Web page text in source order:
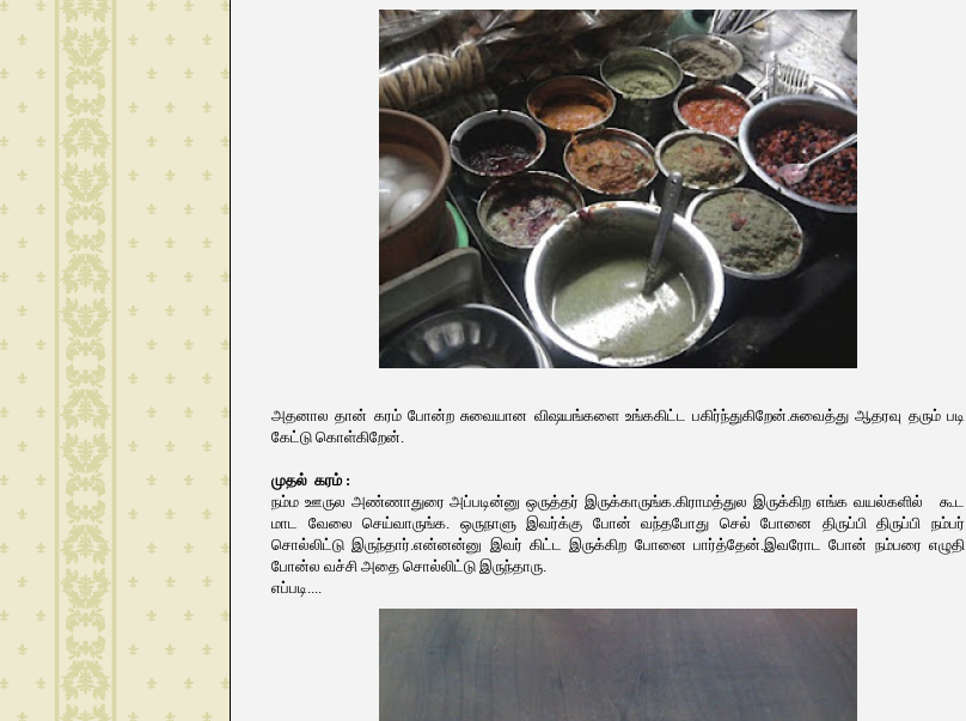
அதனால தான் கரம் போன்ற சுவையான விஷயங்களை உங்ககிட்ட பகிர்ந்துகிறேன்.சுவைத்து ஆதரவு தரும் படி
கேட்டு கொள்கிறேன்.
முதல் கரம் :
நம்ம ஊருல அண்ணாதுரை அப்படின்னு ஒருத்தர் இருக்காருங்க.கிராமத்துல இருக்கிற எங்க வயல்களில் கூட
மாட வேலை செய்வாருங்க. ஒருநாளு இவர்க்கு போன் வந்தபோது செல் போனை திருப்பி திருப்பி நம்பர்
சொல்லிட்டு இருந்தார்.என்னன்னு இவர் கிட்ட இருக்கிற போனை பார்த்தேன்.இவரோட போன் நம்பரை எழுதி
போன்ல வச்சி அதை சொல்லிட்டு இருந்தாரு.
எப்படி....